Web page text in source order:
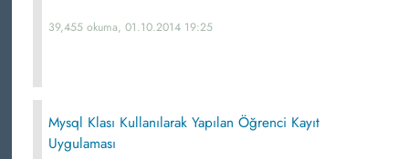
39,455 okuma, 01.10.2014 19:25
Mysql Klası Kullanılarak Yapılan Öğrenci Kayıt
Uygulaması